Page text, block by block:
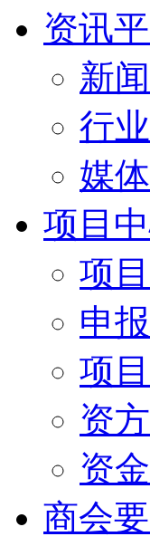
资讯
新
行
媒
项目
项
申
项
资
资
商会